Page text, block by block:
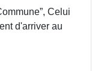
Celui
d'arriver au